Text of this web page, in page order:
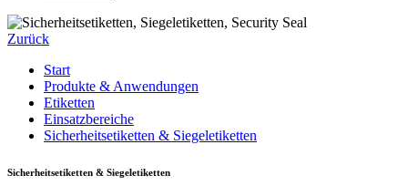
Zurück
Start
Produkte & Anwendungen
Etiketten
Einsatzbereiche
Sicherheitsetiketten & Siegeletiketten
Sicherheitsetiketten & Siegeletiketten